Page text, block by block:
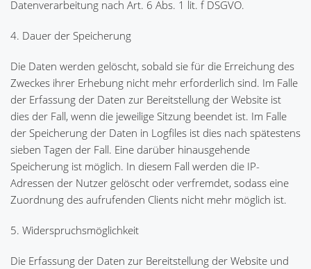
Datenverarbeitung nach Art. 6 Abs. 1 lit. f DSGVO.
4. Dauer der Speicherung
Die Daten werden gelöscht, sobald sie für die Erreichung des
Zweckes ihrer Erhebung nicht mehr erforderlich sind. Im Falle
der Erfassung der Daten zur Bereitstellung der Website ist
dies der Fall, wenn die jeweilige Sitzung beendet ist. Im Falle
der Speicherung der Daten in Logfiles ist dies nach spätestens
sieben Tagen der Fall. Eine darüber hinausgehende
Speicherung ist möglich. In diesem Fall werden die IP-
Adressen der Nutzer gelöscht oder verfremdet, sodass eine
Zuordnung des aufrufenden Clients nicht mehr möglich ist.
5. Widerspruchsmöglichkeit
Die Erfassung der Daten zur Bereitstellung der Website und